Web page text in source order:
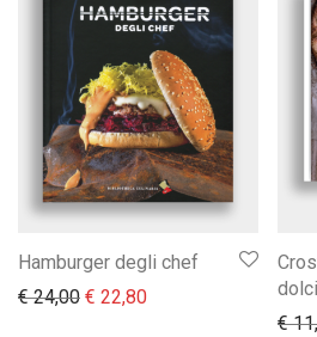
Hamburger degli chef
€24,00 Il prezzo originale era: €
€ 22,80Il prezzo attuale è:
€